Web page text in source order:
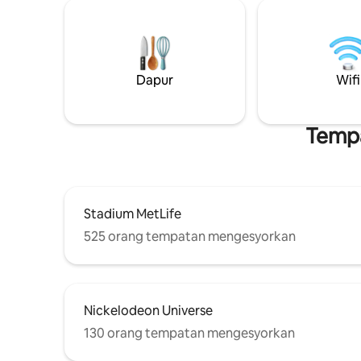
untuk berehat. ✔ 5 min ke MetLife ✔ 5
minit American Dream ✔ 15 min ke NYC
✔ 15 minit ke EWR Tempat Letak
Kereta✔ Persendirian ✔ Moden Diubah
Keluarga, Kumpulan
tempat
indah
Dapur Wifi
Stadium MetLife
525 orang tempatan mengesyorkan
Nickelodeon Universe
130 orang tempatan mengesyorkan